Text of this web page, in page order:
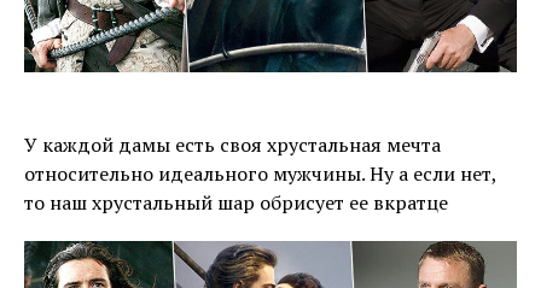
У каждой дамы есть своя хрустальная мечта
относительно идеального мужчины. Ну а если нет,
то наш хрустальный шар обрисует ее вкратце